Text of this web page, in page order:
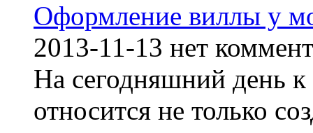
Оформление виллы у
2013-11-13 нет
На сегодняшний день к
относится не только